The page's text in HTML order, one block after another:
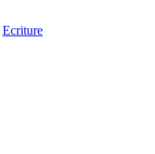
Ecriture